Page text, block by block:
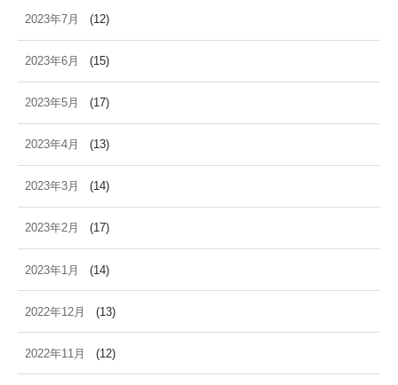
2023年7月 (12)
2023年6月 (15)
2023年5月 (17)
2023年4月 (13)
2023年3月 (14)
2023年2月 (17)
2023年1月 (14)
2022年12月 (13)
2022年11月 (12)